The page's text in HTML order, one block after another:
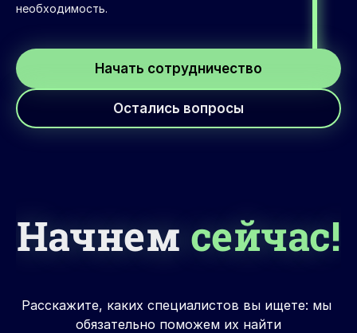
необходимость.
Начать сотрудничество
Остались вопросы
Начнем сейчас!
Расскажите, каких специалистов вы ищете: мы
обязательно поможем их найти